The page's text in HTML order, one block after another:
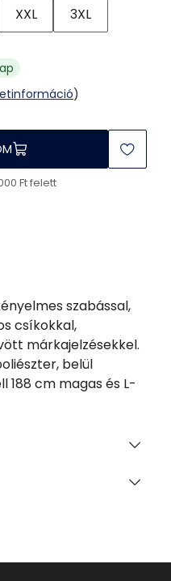
XXL 3XL
)
Ft felett
szabással,
csíkokkal,
márkajelzésekkel.
belül
188 cm magas és L-